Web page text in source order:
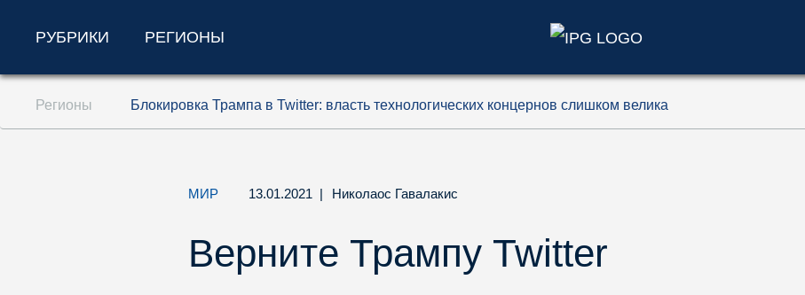
Перейти к содержанию (ключ доступа '1')
Перейти к поиску (ключ доступа '2')
РУБРИКИ РЕГИОНЫ
Регионы Блокировка Трампа в Twitter: власть технологических концернов слишком велика
МИР 13.01.2021 | Николаос Гавалакис
Верните Трампу Twitter